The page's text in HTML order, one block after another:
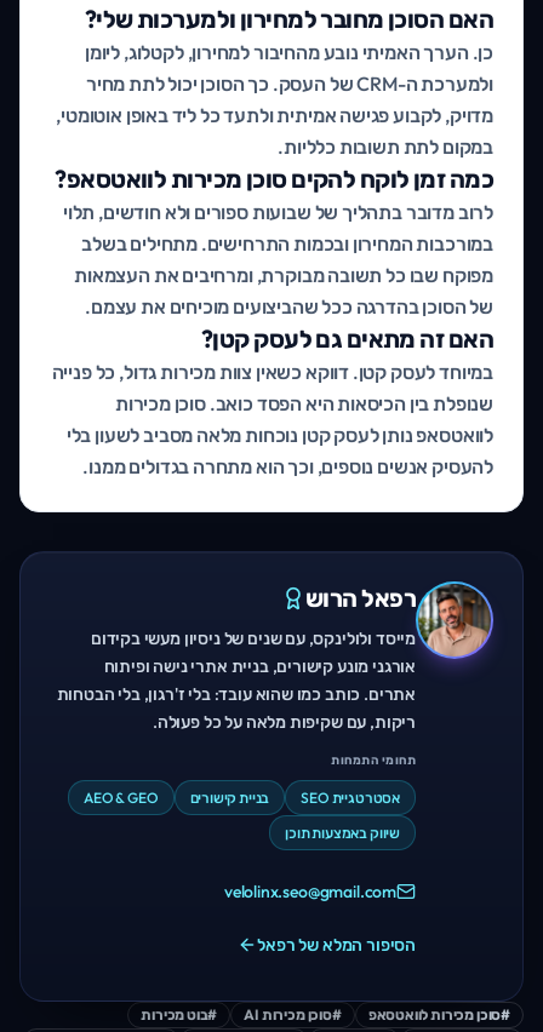
האם הסוכן מחובר למחירון ולמערכות שלי?
כן. הערך האמיתי נובע מהחיבור למחירון, לקטלוג, ליומן
ולמערכת ה-CRM של העסק. כך הסוכן יכול לתת מחיר
מדויק, לקבוע פגישה אמיתית ולתעד כל ליד באופן אוטומטי,
במקום לתת תשובות כלליות.
כמה זמן לוקח להקים סוכן מכירות לוואטסאפ?
לרוב מדובר בתהליך של שבועות ספורים ולא חודשים, תלוי
במורכבות המחירון ובכמות התרחישים. מתחילים בשלב
מפוקח שבו כל תשובה מבוקרת, ומרחיבים את העצמאות
של הסוכן בהדרגה ככל שהביצועים מוכיחים את עצמם.
האם זה מתאים גם לעסק קטן?
במיוחד לעסק קטן. דווקא כשאין צוות מכירות גדול, כל פנייה
שנופלת בין הכיסאות היא הפסד כואב. סוכן מכירות
לוואטסאפ נותן לעסק קטן נוכחות מלאה מסביב לשעון בלי
להעסיק אנשים נוספים, וכך הוא מתחרה בגדולים ממנו.
רפאל הרוש
מייסד ולולינקס, עם שנים של ניסיון מעשי בקידום
אורגני מונע קישורים, בניית אתרי נישה ופיתוח
אתרים. כותב כמו שהוא עובד: בלי ז'רגון, בלי הבטחות
ריקות, עם שקיפות מלאה על כל פעולה.
תחומי התמחות
אסטרטגיית SEO בניית קישורים
AEO & GEO
שיווק באמצעות תוכן
velolinx.seo@gmail.com
הסיפור המלא של רפאל
#סוכן מכירות לוואטסאפ #סוכן מכירות AI #בוט מכירות